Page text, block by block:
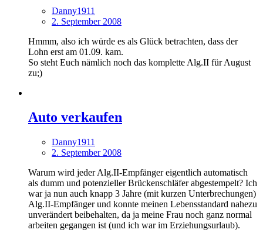
Danny1911
2. September 2008
Hmmm, also ich würde es als Glück betrachten, dass der
Lohn erst am 01.09. kam.
So steht Euch nämlich noch das komplette Alg.II für August
zu;)
Auto verkaufen
Danny1911
2. September 2008
Warum wird jeder Alg.II-Empfänger eigentlich automatisch
als dumm und potenzieller Brückenschläfer abgestempelt? Ich
war ja nun auch knapp 3 Jahre (mit kurzen Unterbrechungen)
Alg.II-Empfänger und konnte meinen Lebensstandard nahezu
unverändert beibehalten, da ja meine Frau noch ganz normal
arbeiten gegangen ist (und ich war im Erziehungsurlaub).